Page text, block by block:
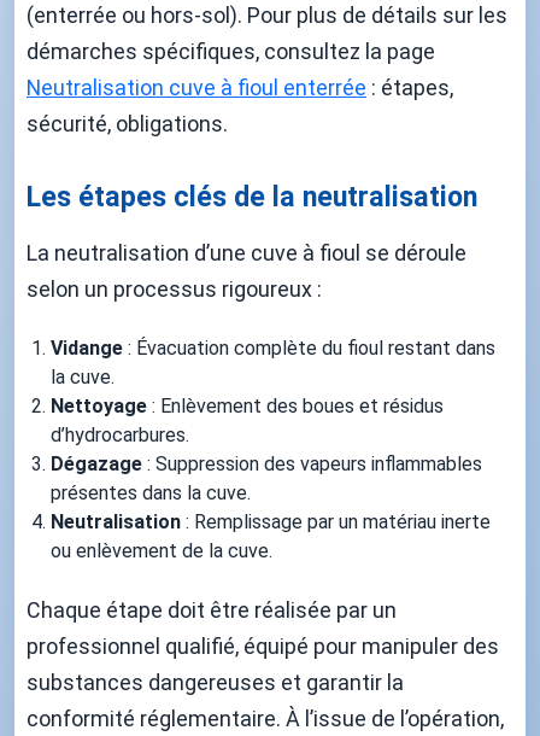
(enterrée ou hors-sol). Pour plus de détails sur les
démarches spécifiques, consultez la page
Neutralisation cuve à fioul enterrée : étapes,
sécurité, obligations.
Les étapes clés de la neutralisation
La neutralisation d’une cuve à fioul se déroule
selon un processus rigoureux :
Vidange : Évacuation complète du fioul restant dans
la cuve.
Nettoyage : Enlèvement des boues et résidus
d’hydrocarbures.
Dégazage : Suppression des vapeurs inflammables
présentes dans la cuve.
Neutralisation : Remplissage par un matériau inerte
ou enlèvement de la cuve.
Chaque étape doit être réalisée par un
professionnel qualifié, équipé pour manipuler des
substances dangereuses et garantir la
conformité réglementaire. À l’issue de l’opération,